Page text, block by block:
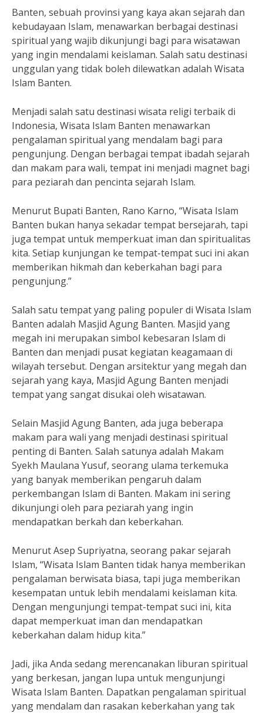
Banten, sebuah provinsi yang kaya akan sejarah dan
kebudayaan Islam, menawarkan berbagai destinasi
spiritual yang wajib dikunjungi bagi para wisatawan
yang ingin mendalami keislaman. Salah satu destinasi
unggulan yang tidak boleh dilewatkan adalah Wisata
Islam Banten.
Menjadi salah satu destinasi wisata religi terbaik di
Indonesia, Wisata Islam Banten menawarkan
pengalaman spiritual yang mendalam bagi para
pengunjung. Dengan berbagai tempat ibadah sejarah
dan makam para wali, tempat ini menjadi magnet bagi
para peziarah dan pencinta sejarah Islam.
Menurut Bupati Banten, Rano Karno, “Wisata Islam
Banten bukan hanya sekadar tempat bersejarah, tapi
juga tempat untuk memperkuat iman dan spiritualitas
kita. Setiap kunjungan ke tempat-tempat suci ini akan
memberikan hikmah dan keberkahan bagi para
pengunjung.”
Salah satu tempat yang paling populer di Wisata Islam
Banten adalah Masjid Agung Banten. Masjid yang
megah ini merupakan simbol kebesaran Islam di
Banten dan menjadi pusat kegiatan keagamaan di
wilayah tersebut. Dengan arsitektur yang megah dan
sejarah yang kaya, Masjid Agung Banten menjadi
tempat yang sangat disukai oleh wisatawan.
Selain Masjid Agung Banten, ada juga beberapa
makam para wali yang menjadi destinasi spiritual
penting di Banten. Salah satunya adalah Makam
Syekh Maulana Yusuf, seorang ulama terkemuka
yang banyak memberikan pengaruh dalam
perkembangan Islam di Banten. Makam ini sering
dikunjungi oleh para peziarah yang ingin
mendapatkan berkah dan keberkahan.
Menurut Asep Supriyatna, seorang pakar sejarah
Islam, “Wisata Islam Banten tidak hanya memberikan
pengalaman berwisata biasa, tapi juga memberikan
kesempatan untuk lebih mendalami keislaman kita.
Dengan mengunjungi tempat-tempat suci ini, kita
dapat memperkuat iman dan mendapatkan
keberkahan dalam hidup kita.”
Jadi, jika Anda sedang merencanakan liburan spiritual
yang berkesan, jangan lupa untuk mengunjungi
Wisata Islam Banten. Dapatkan pengalaman spiritual
yang mendalam dan rasakan keberkahan yang tak